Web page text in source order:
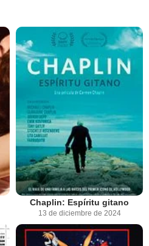
Chaplin: Espíritu gitano
13 de diciembre de 2024